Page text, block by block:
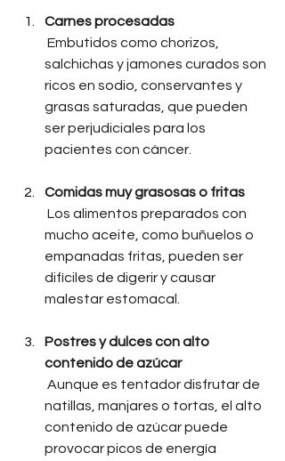
Carnes procesadas
Embutidos como chorizos,
salchichas y jamones curados son
ricos en sodio, conservantes y
grasas saturadas, que pueden
ser perjudiciales para los
pacientes con cáncer.
Comidas muy grasosas o fritas
Los alimentos preparados con
mucho aceite, como buñuelos o
empanadas fritas, pueden ser
difíciles de digerir y causar
malestar estomacal.
Postres y dulces con alto
contenido de azúcar
Aunque es tentador disfrutar de
natillas, manjares o tortas, el alto
contenido de azúcar puede
provocar picos de energía